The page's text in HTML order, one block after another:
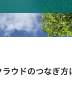
ウドのつなぎ方